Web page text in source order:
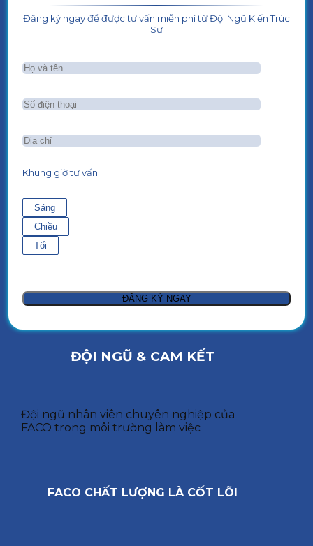
Đăng ký ngay để được tư vấn miễn phí từ Đội Ngũ Kiến Trúc
Sư
Khung giờ tư vấn
Sáng
Chiều
Tối
ĐỘI NGŨ & CAM KẾT
Đội ngũ nhân viên chuyên nghiệp của
FACO trong môi trường làm việc
FACO CHẤT LƯỢNG LÀ CỐT LÕI